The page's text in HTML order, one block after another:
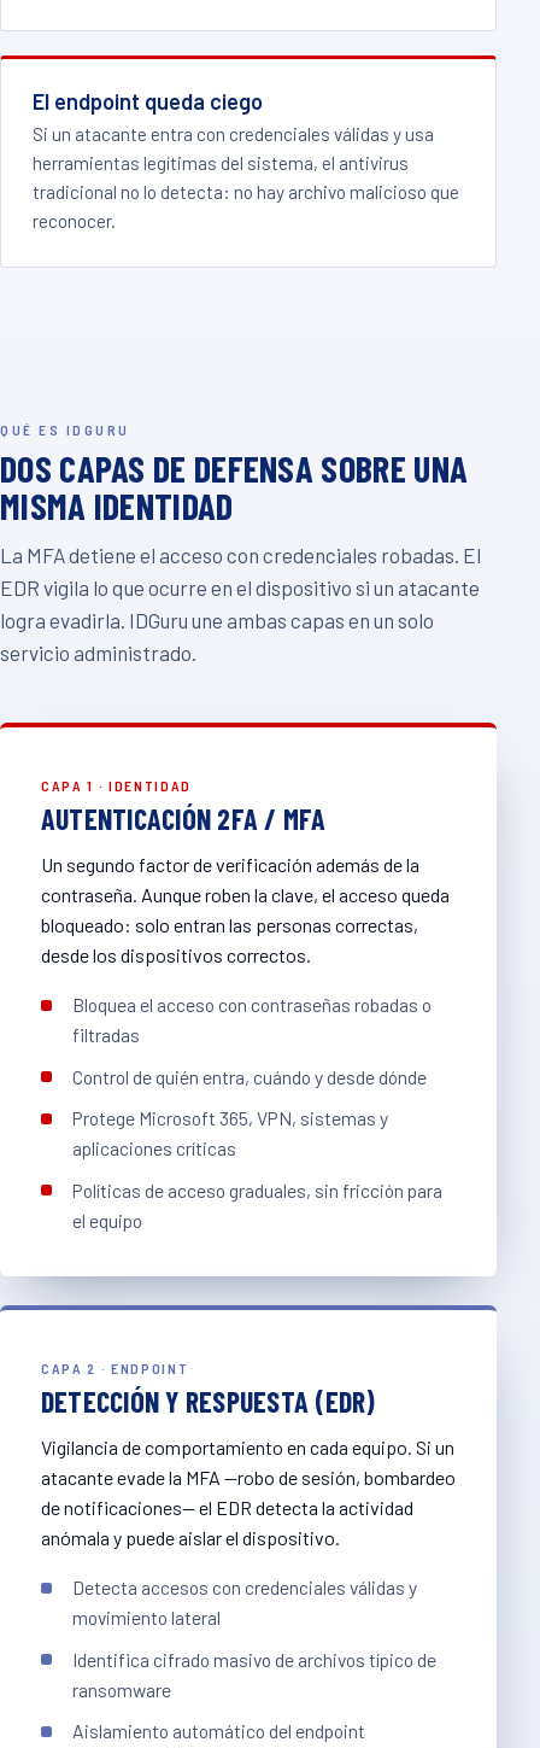
El endpoint queda ciego
Si un atacante entra con credenciales válidas y usa
herramientas legítimas del sistema, el antivirus
tradicional no lo detecta: no hay archivo malicioso que
reconocer.
QUÉ ES IDGURU
DOS CAPAS DE DEFENSA SOBRE UNA
MISMA IDENTIDAD
La MFA detiene el acceso con credenciales robadas. El
EDR vigila lo que ocurre en el dispositivo si un atacante
logra evadirla. IDGuru une ambas capas en un solo
servicio administrado.
CAPA 1 · IDENTIDAD
AUTENTICACIÓN 2FA / MFA
Un segundo factor de verificación además de la
contraseña. Aunque roben la clave, el acceso queda
bloqueado: solo entran las personas correctas,
desde los dispositivos correctos.
Bloquea el acceso con contraseñas robadas o
filtradas
Control de quién entra, cuándo y desde dónde
Protege Microsoft 365, VPN, sistemas y
aplicaciones críticas
Políticas de acceso graduales, sin fricción para
el equipo
CAPA 2 · ENDPOINT
DETECCIÓN Y RESPUESTA (EDR)
Vigilancia de comportamiento en cada equipo. Si un
atacante evade la MFA —robo de sesión, bombardeo
de notificaciones— el EDR detecta la actividad
anómala y puede aislar el dispositivo.
Detecta accesos con credenciales válidas y
movimiento lateral
Identifica cifrado masivo de archivos típico de
ransomware
Aislamiento automático del endpoint